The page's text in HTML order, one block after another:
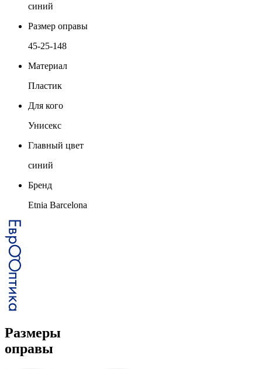
синий
Размер оправы
45-25-148
Материал
Пластик
Для кого
Унисекс
Главный цвет
синий
Бренд
Etnia Barcelona
Размеры
оправы